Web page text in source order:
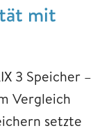
mit
3 Speicher –
Vergleich
setzte